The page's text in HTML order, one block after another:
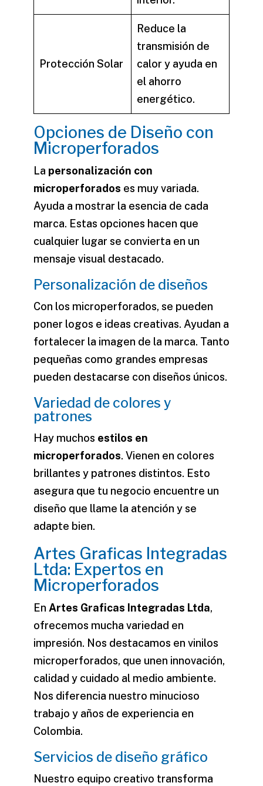
Protección Solar
Reduce la
transmisión de
calor y ayuda en
el ahorro
energético.
Opciones de Diseño con
Microperforados
La personalización con
microperforados es muy variada.
Ayuda a mostrar la esencia de cada
marca. Estas opciones hacen que
cualquier lugar se convierta en un
mensaje visual destacado.
Personalización de diseños
Con los microperforados, se pueden
poner logos e ideas creativas. Ayudan a
fortalecer la imagen de la marca. Tanto
pequeñas como grandes empresas
pueden destacarse con diseños únicos.
Variedad de colores y
patrones
Hay muchos estilos en
microperforados. Vienen en colores
brillantes y patrones distintos. Esto
asegura que tu negocio encuentre un
diseño que llame la atención y se
adapte bien.
Artes Graficas Integradas
Ltda: Expertos en
Microperforados
En Artes Graficas Integradas Ltda,
ofrecemos mucha variedad en
impresión. Nos destacamos en vinilos
microperforados, que unen innovación,
calidad y cuidado al medio ambiente.
Nos diferencia nuestro minucioso
trabajo y años de experiencia en
Colombia.
Servicios de diseño gráfico
Nuestro equipo creativo transforma